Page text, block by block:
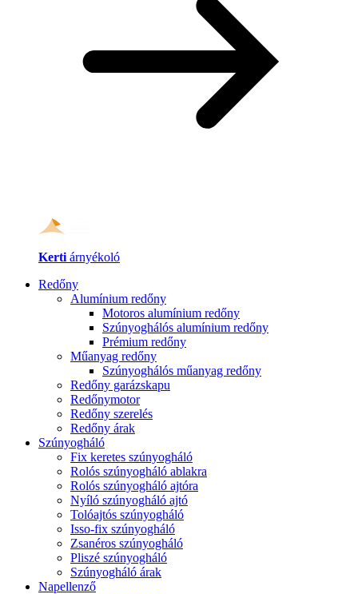
Kerti árnyékoló
Redőny
Alumínium redőny
Motoros alumínium redőny
Szúnyoghálós alumínium redőny
Prémium redőny
Műanyag redőny
Szúnyoghálós műanyag redőny
Redőny garázskapu
Redőnymotor
Redőny szerelés
Redőny árak
Szúnyogháló
Fix keretes szúnyogháló
Rolós szúnyogháló ablakra
Rolós szúnyogháló ajtóra
Nyíló szúnyogháló ajtó
Tolóajtós szúnyogháló
Isso-fix szúnyogháló
Zsanéros szúnyogháló
Pliszé szúnyogháló
Szúnyogháló árak
Napellenző